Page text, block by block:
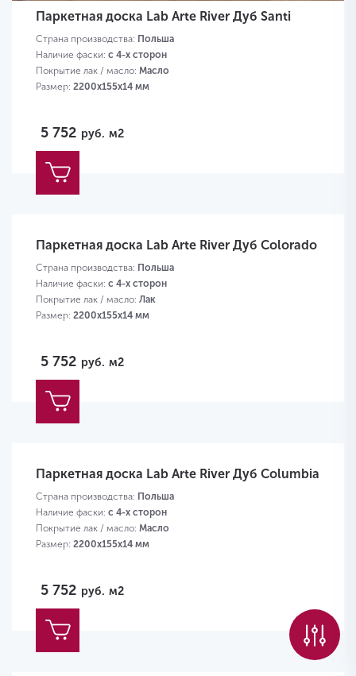
Паркетная доска Lab Arte River Дуб Santi
Страна производства: Польша
Наличие фаски: с 4-х сторон
Покрытие лак / масло: Масло
Размер: 2200х155х14 мм
5 752 руб. м2
Паркетная доска Lab Arte River Дуб Colorado
Страна производства: Польша
Наличие фаски: с 4-х сторон
Покрытие лак / масло: Лак
Размер: 2200х155х14 мм
5 752 руб. м2
Паркетная доска Lab Arte River Дуб Columbia
Страна производства: Польша
Наличие фаски: с 4-х сторон
Покрытие лак / масло: Масло
Размер: 2200х155х14 мм
5 752 руб. м2